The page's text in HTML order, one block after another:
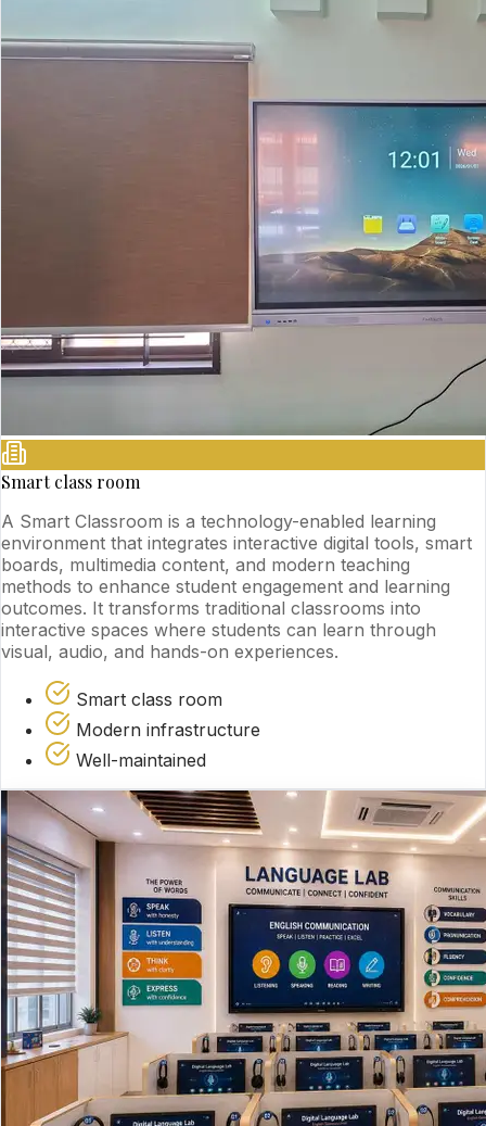
Smart class room
A Smart Classroom is a technology-enabled learning
environment that integrates interactive digital tools, smart
boards, multimedia content, and modern teaching
methods to enhance student engagement and learning
outcomes. It transforms traditional classrooms into
interactive spaces where students can learn through
visual, audio, and hands-on experiences.
Smart class room
Modern infrastructure
Well-maintained